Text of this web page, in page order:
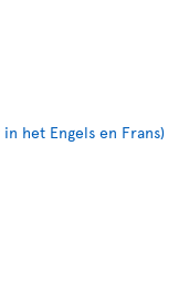
het Engels en Frans)